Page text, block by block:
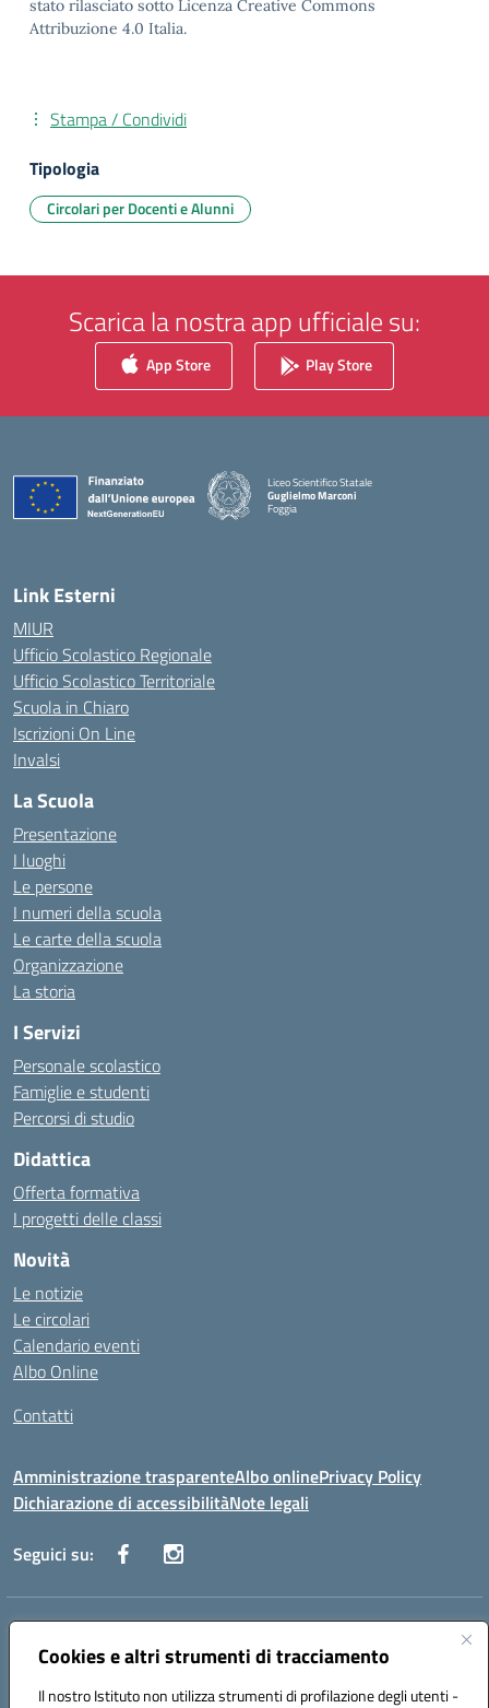
Cookies e altri strumenti di tracciamento
Il nostro Istituto non utilizza strumenti di profilazione degli utenti -
stato rilasciato sotto Licenza Creative Commons
Attribuzione 4.0 Italia.
Stampa / Condividi
Tipologia
Circolari per Docenti e Alunni
Scarica la nostra app ufficiale su:
App Store Play Store
Liceo Scientifico Statale
Guglielmo Marconi
Foggia
— Visita la pagina iniziale della scuola
Link Esterni
MIUR
Ufficio Scolastico Regionale
Ufficio Scolastico Territoriale
Scuola in Chiaro
Iscrizioni On Line
Invalsi
La Scuola
Presentazione
I luoghi
Le persone
I numeri della scuola
Le carte della scuola
Organizzazione
La storia
I Servizi
Personale scolastico
Famiglie e studenti
Percorsi di studio
Didattica
Offerta formativa
I progetti delle classi
Novità
Le notizie
Le circolari
Calendario eventi
Albo Online
Contatti
Amministrazione trasparenteAlbo onlinePrivacy Policy
Dichiarazione di accessibilitàNote legali
Seguici su:
Indirizzo:
Centralino:0881636571 Email:fgps040004@istruzione.it